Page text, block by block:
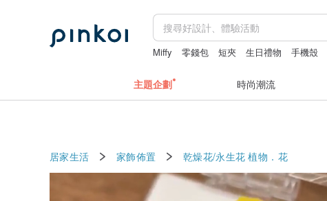
Miffy 零錢包 短夾 生日禮物 手機殼
主題企劃 時尚潮流
居家生活 家飾佈置 乾燥花/永生花 植物．花